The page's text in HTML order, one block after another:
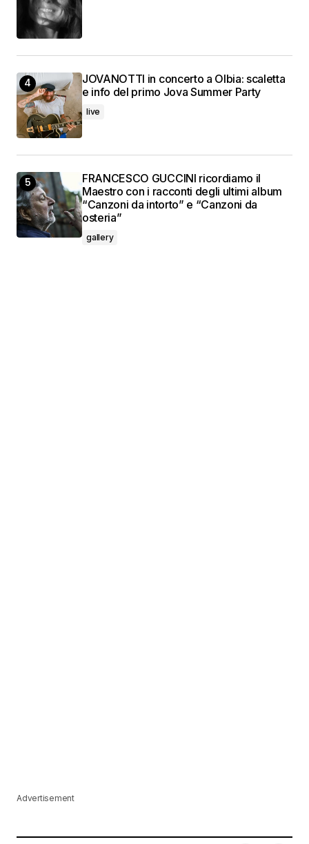
JOVANOTTI in concerto a Olbia: scaletta
e info del primo Jova Summer Party
live
FRANCESCO GUCCINI ricordiamo il
Maestro con i racconti degli ultimi album
“Canzoni da intorto” e “Canzoni da
osteria”
gallery
Advertisement